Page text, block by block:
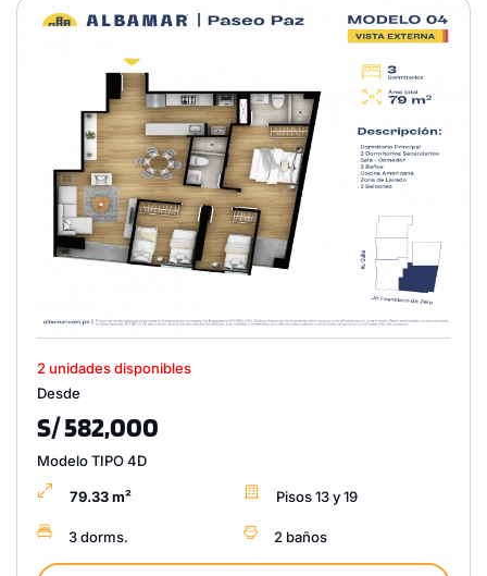
2 unidades disponibles
Desde
S/ 582,000
Modelo TIPO 4D
79.33 m² Pisos 13 y 19
3 dorms. 2 baños